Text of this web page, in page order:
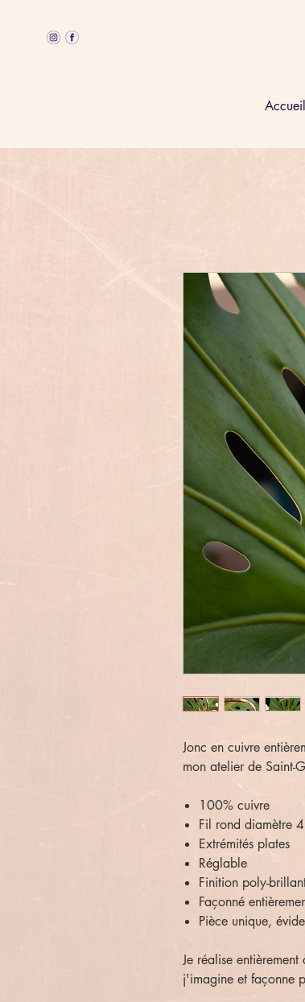
Accueil
Jonc en cuivre
mon atelier de Saint-
100% cuivre
Fil rond diamètre
Extrémités plates
Réglable
Finition poly-
Façonné
Pièce unique,
Je réalise
j'imagine et façonne